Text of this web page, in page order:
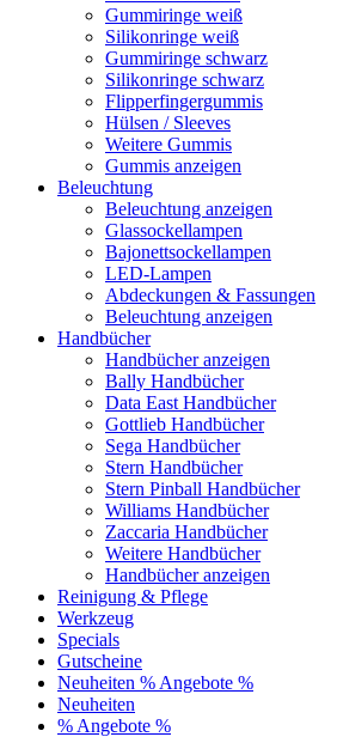
Gummiringe weiß
Silikonringe weiß
Gummiringe schwarz
Silikonringe schwarz
Flipperfingergummis
Hülsen / Sleeves
Weitere Gummis
Gummis anzeigen
Beleuchtung
Beleuchtung anzeigen
Glassockellampen
Bajonettsockellampen
LED-Lampen
Abdeckungen & Fassungen
Beleuchtung anzeigen
Handbücher
Handbücher anzeigen
Bally Handbücher
Data East Handbücher
Gottlieb Handbücher
Sega Handbücher
Stern Handbücher
Stern Pinball Handbücher
Williams Handbücher
Zaccaria Handbücher
Weitere Handbücher
Handbücher anzeigen
Reinigung & Pflege
Werkzeug
Specials
Gutscheine
Neuheiten % Angebote %
Neuheiten
% Angebote %